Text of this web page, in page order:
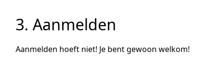
3. Aanmelden
Aanmelden hoeft niet! Je bent gewoon welkom!